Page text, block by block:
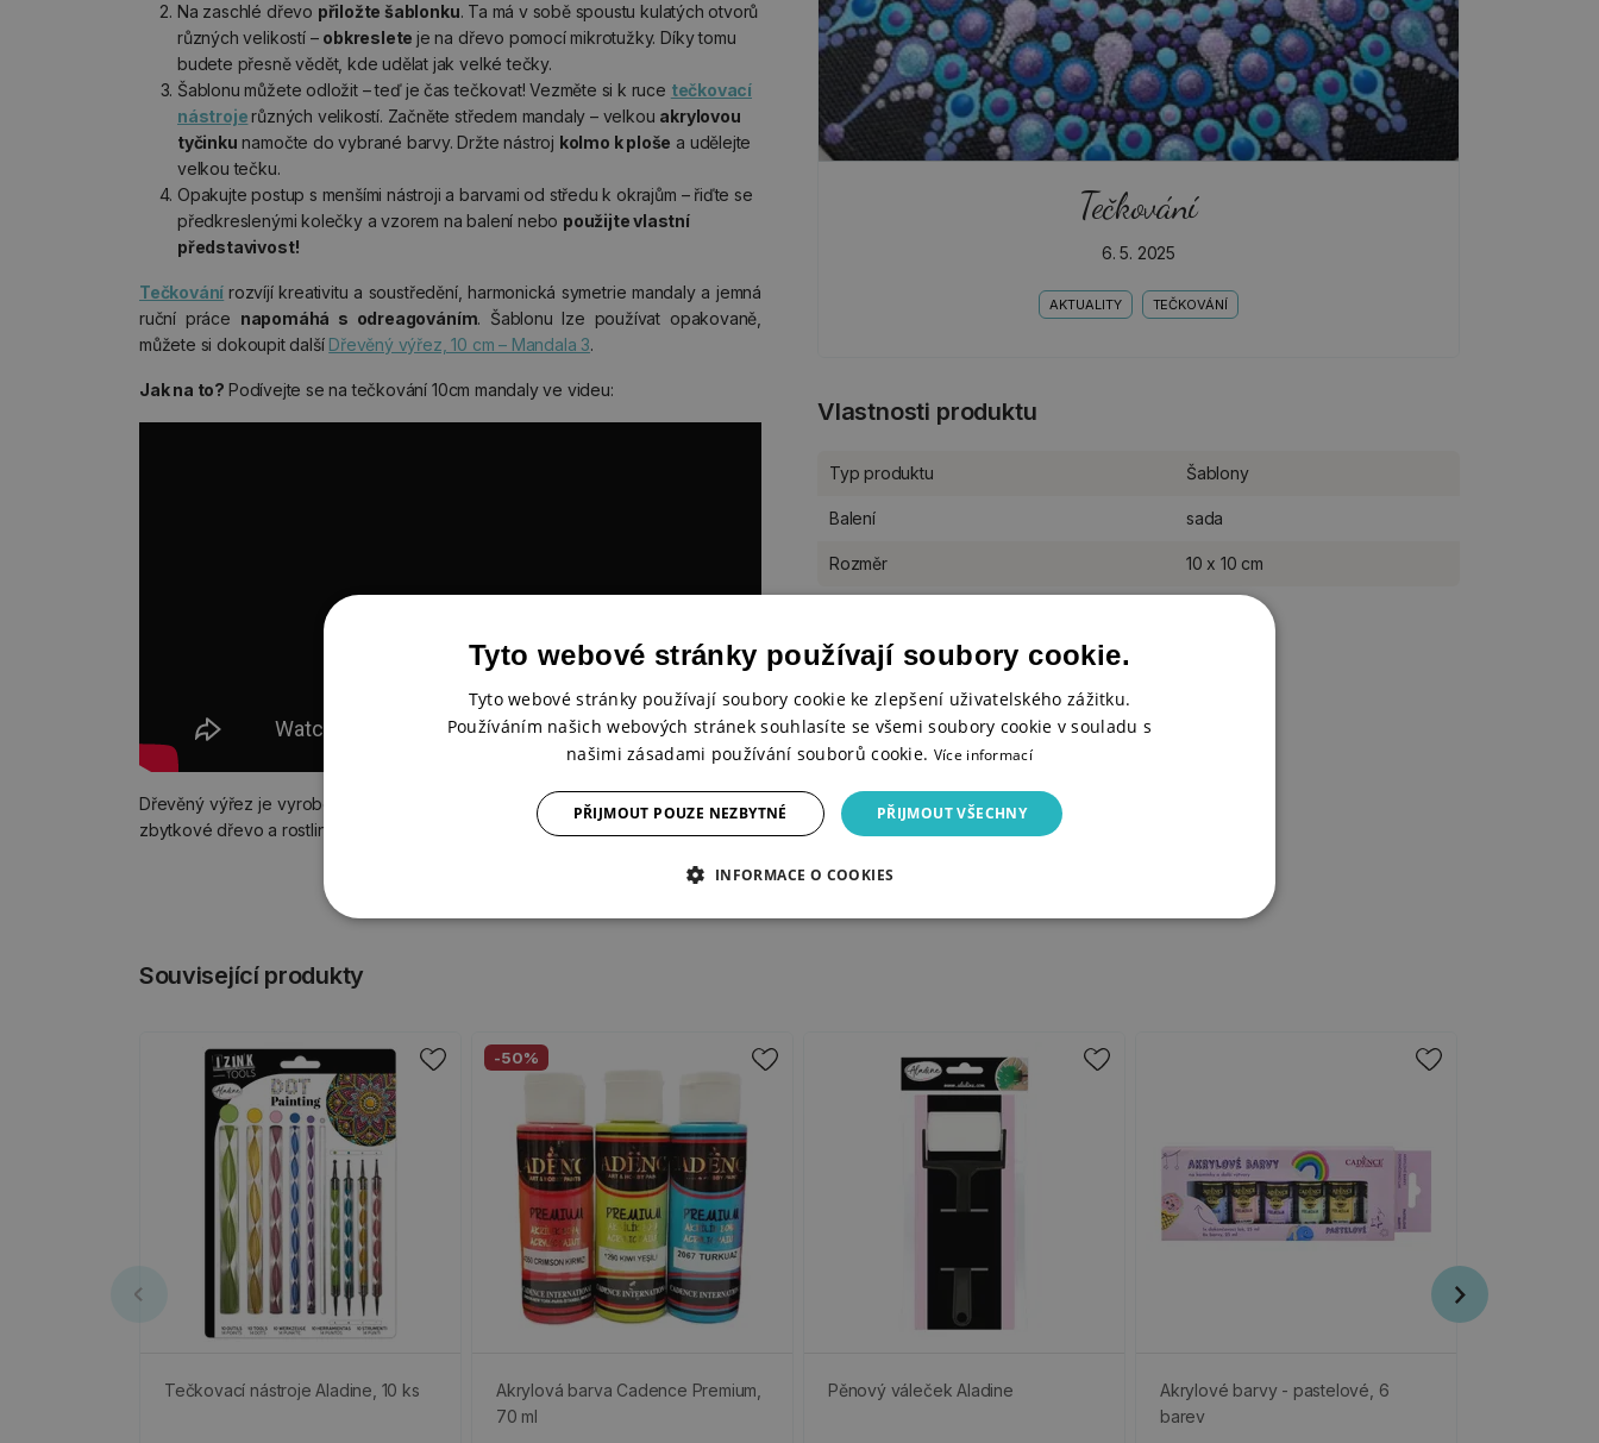
Na zaschlé dřevo přiložte šablonku. Ta má v sobě spoustu kulatých otvorů
různých velikostí – obkresleteje na dřevo pomocí mikrotužky. Díky tomu
budete přesně vědět, kde udělat jak velké tečky.
Šablonu můžete odložit – teď je čas tečkovat! Vezměte si k ruce tečkovací
nástrojerůzných velikostí. Začněte středem mandaly – velkou akrylovou
tyčinku namočte do vybrané barvy. Držte nástroj kolmo k ploše a udělejte
velkou tečku.
Opakujte postup s menšími nástroji a barvami od středu k okrajům – řiďte se
předkreslenými kolečky a vzorem na balení nebo použijte vlastní
představivost!
Tečkování rozvíjí kreativitu a soustředění, harmonická symetrie mandaly a jemná
ruční práce napomáhá s odreagováním. Šablonu lze používat opakovaně,
můžete si dokoupit další Dřevěný výřez, 10 cm – Mandala 3.
Jak na to? Podívejte se na tečkování 10cm mandaly ve videu:
Dřevěný výřez je vyroben z MDF desky získané z udržitelných zdrojů, obsahuje
zbytkové dřevo a rostlinné lepidlo.
Tečkování
6. 5. 2025
AKTUALITY TEČKOVÁNÍ
Vlastnosti produktu
Typ produktu Šablony
Balení sada
Rozměr 10 x 10 cm
Související produkty
Tečkovací nástroje Aladine, 10 ks
-50%
Akrylová barva Cadence Premium,
70 ml
Pěnový váleček Aladine
Akrylové barvy - pastelové, 6
barev
Tyto webové stránky používají soubory cookie.
Tyto webové stránky používají soubory cookie ke zlepšení uživatelského zážitku.
Používáním našich webových stránek souhlasíte se všemi soubory cookie v souladu s
našimi zásadami používání souborů cookie. Více informací
PŘIJMOUT VŠECHNY
PŘIJMOUT POUZE NEZBYTNÉ
INFORMACE O COOKIES